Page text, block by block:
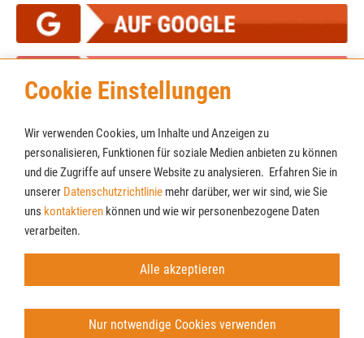
Cookie Einstellungen
Wir verwenden Cookies, um Inhalte und Anzeigen zu
personalisieren, Funktionen für soziale Medien anbieten zu können
und die Zugriffe auf unsere Website zu analysieren. Erfahren Sie in
unserer Datenschutzrichtlinie mehr darüber, wer wir sind, wie Sie
uns kontaktieren können und wie wir personenbezogene Daten
verarbeiten.
Alle akzeptieren
Nur notwendige Cookies verwenden
© Möbel Lenz GmbH & Co. KG
Cookies
Newsletter
AGB